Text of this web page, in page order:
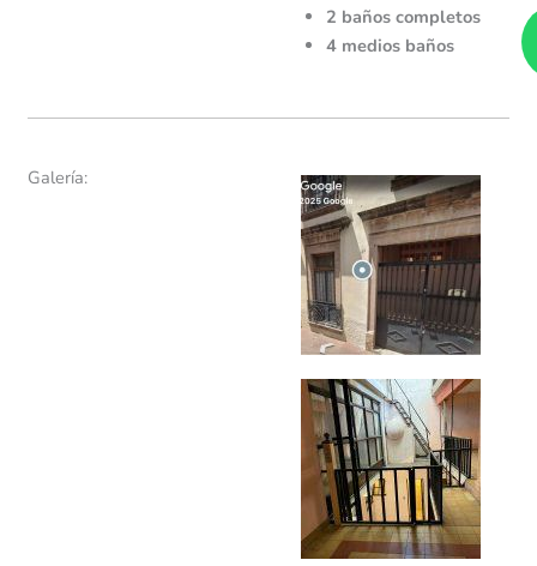
2 baños completos
4 medios baños
Galería: